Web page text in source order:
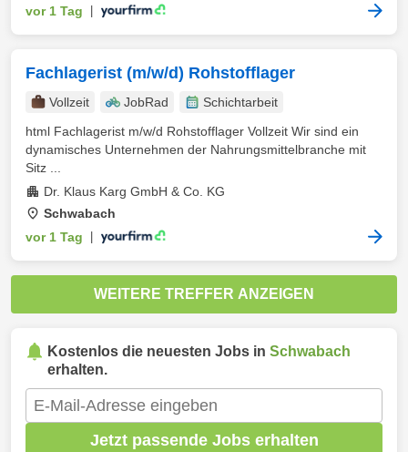
vor 1 Tag
Fachlagerist (m/w/d) Rohstofflager
Vollzeit JobRad
Schichtarbeit
html Fachlagerist m/w/d Rohstofflager Vollzeit Wir sind ein
dynamisches Unternehmen der Nahrungsmittelbranche mit
Sitz ...
Dr. Klaus Karg GmbH & Co. KG
Schwabach
vor 1 Tag
WEITERE TREFFER ANZEIGEN
Kostenlos die neuesten Jobs in Schwabach
erhalten.
Jetzt passende Jobs erhalten